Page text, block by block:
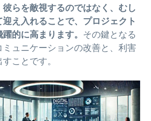
彼らを敵視するのではなく、むし
え入れることで、プロジェクト
的に高まります。 その鍵となる
ュニケーションの改善と、利害
ことです。